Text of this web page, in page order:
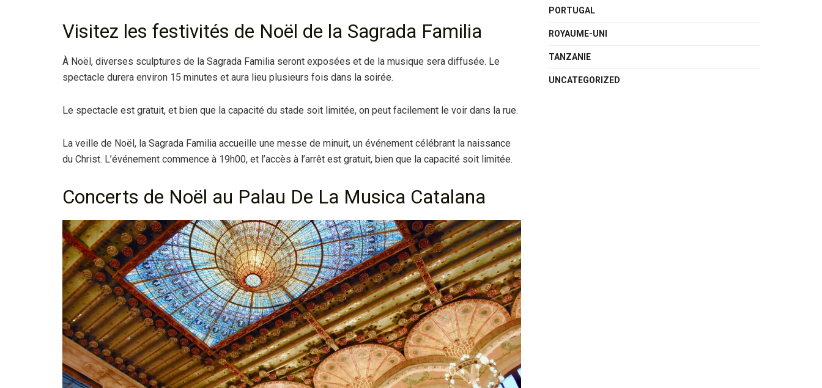
Visitez les festivités de Noël de la Sagrada Familia
À Noël, diverses sculptures de la Sagrada Familia seront exposées et de la musique sera diffusée. Le
spectacle durera environ 15 minutes et aura lieu plusieurs fois dans la soirée.
Le spectacle est gratuit, et bien que la capacité du stade soit limitée, on peut facilement le voir dans la rue.
La veille de Noël, la Sagrada Familia accueille une messe de minuit, un événement célébrant la naissance
du Christ. L’événement commence à 19h00, et l’accès à l’arrêt est gratuit, bien que la capacité soit limitée.
Concerts de Noël au Palau De La Musica Catalana
PORTUGAL
ROYAUME-UNI
TANZANIE
UNCATEGORIZED